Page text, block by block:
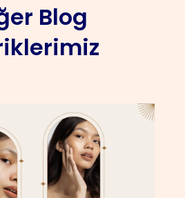
Blog